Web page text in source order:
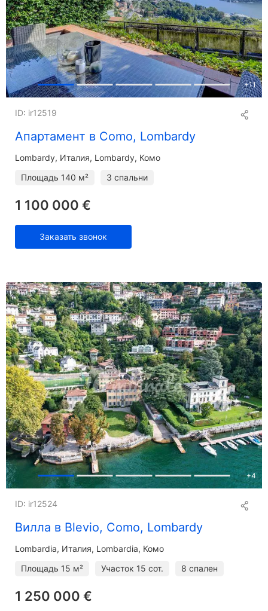
+11
Апартамент в Como, Lombardy
ID: ir12519
Lombardy Италия, Lombardy, Комо
Площадь 140 м² 3 спальни
1 100 000 €
Заказать звонок
+4
Вилла в Blevio, Como, Lombardy
ID: ir12524
Lombardia Италия, Lombardia, Комо
Площадь 15 м² Участок 15 сот. 8 спален
1 250 000 €